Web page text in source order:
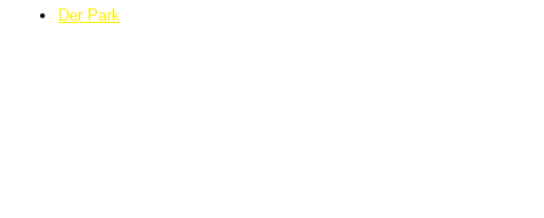
Der Park